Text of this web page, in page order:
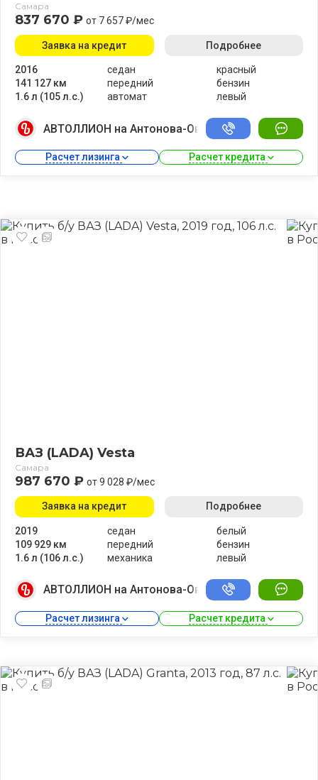
Самара
837 670 ₽ от 7 657 ₽/мес
2016
141 127 км
1.6 л (105 л.с.)
седан
передний
автомат
красный
бензин
левый
Заявка на кредит Подробнее
АВТОЛЛИОН на Антонова-Овсеенко
Расчет лизинга Расчет кредита
ВАЗ (LADA) Vesta
Самара
987 670 ₽ от 9 028 ₽/мес
2019
109 929 км
1.6 л (106 л.с.)
седан
передний
механика
белый
бензин
левый
Заявка на кредит Подробнее
АВТОЛЛИОН на Антонова-Овсеенко
Расчет лизинга Расчет кредита